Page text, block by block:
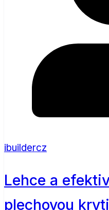
ibuildercz
Lehce a
plechovou